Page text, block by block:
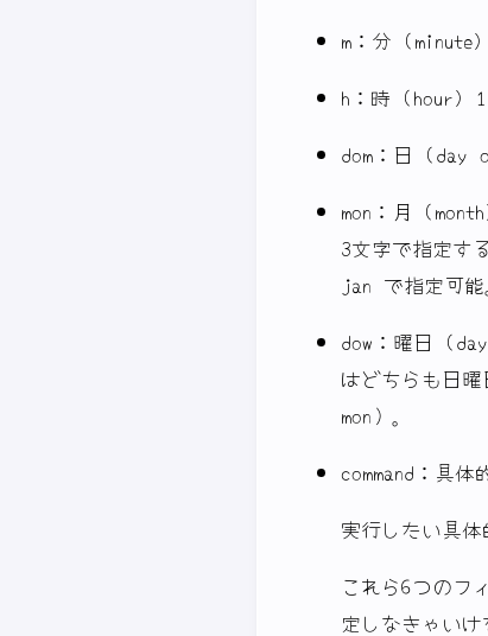
m：分
h：時 (hour) 1
dom：日 (day
mon：月
3文字で指定す
jan で指定可能
dow：曜日
はどちらも日
mon）。
command：具体
実行したい具
これら6つのフ
定しなきゃい